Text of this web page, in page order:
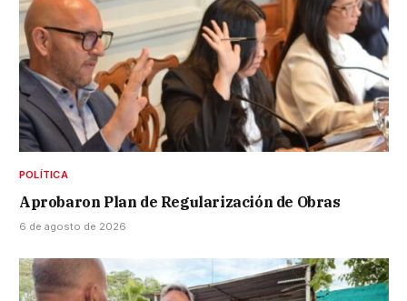
POLÍTICA
Aprobaron Plan de Regularización de Obras
6 de agosto de 2026